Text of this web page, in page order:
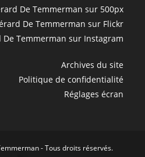
De Temmerman sur 500px
De Temmerman sur Flickr
De Temmerman sur Instagram
Archives du site
Politique de confidentialité
Réglages écran
- Tous droits réservés.